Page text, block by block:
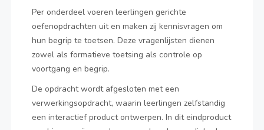
Per onderdeel voeren leerlingen gerichte
oefenopdrachten uit en maken zij kennisvragen om
hun begrip te toetsen. Deze vragenlijsten dienen
zowel als formatieve toetsing als controle op
voortgang en begrip.
De opdracht wordt afgesloten met een
verwerkingsopdracht, waarin leerlingen zelfstandig
een interactief product ontwerpen. In dit eindproduct